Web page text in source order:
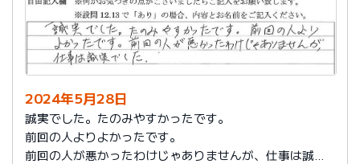
2024年5月28日
誠実でした。たのみやすかったです。
前回の人よりよかったです。
前回の人が悪かったわけじゃありませんが、仕事は誠実